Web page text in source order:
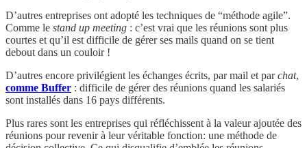
D’autres entreprises ont adopté les techniques de “méthode agile”.
Comme le stand up meeting : c’est vrai que les réunions sont plus
courtes et qu’il est difficile de gérer ses mails quand on se tient
debout dans un couloir !
D’autres encore privilégient les échanges écrits, par mail et parchat,
comme Buffer : difficile de gérer des réunions quand les salariés
sont installés dans 16 pays différents.
Plus rares sont les entreprises qui réfléchissent à la valeur ajoutée des
réunions pour revenir à leur véritable fonction: une méthode de